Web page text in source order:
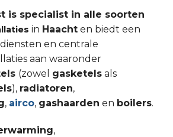
is specialist in alle soorten
in Haacht en biedt een
en centrale
aan waaronder
(zowel gasketels als
), radiatoren,
, airco, gashaarden en boilers.
,